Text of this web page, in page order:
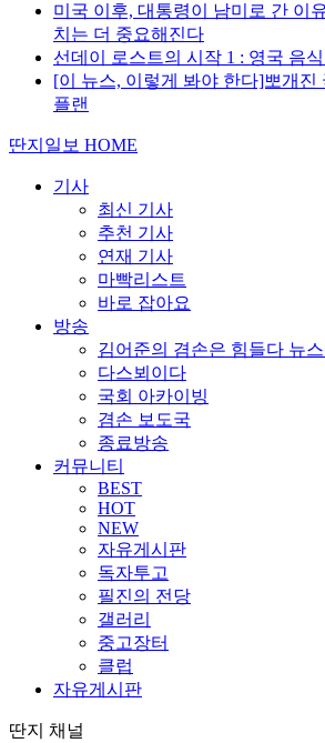
미국 이후, 대통령이 남미로 간 이
치는 더 중요해진다
선데이 로스트의 시작 1 : 영국 음
[이 뉴스, 이렇게 봐야 한다]뽀개진
플랜
딴지일보 HOME
기사
최신 기사
추천 기사
연재 기사
마빡리스트
바로 잡아요
방송
김어준의 겸손은 힘들다 뉴
다스뵈이다
국회 아카이빙
겸손 보도국
종료방송
커뮤니티
BEST
HOT
NEW
자유게시판
독자투고
필진의 전당
갤러리
중고장터
클럽
자유게시판
딴지 채널